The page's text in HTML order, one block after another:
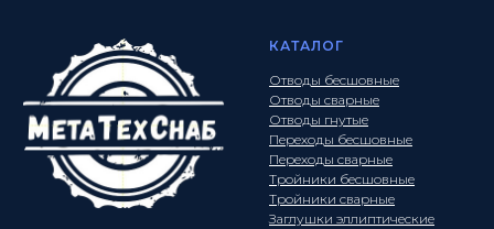
КАТАЛОГ
Отводы бесшовные
Отводы сварные
Отводы гнутые
Переходы бесшовные
Переходы сварные
Тройники бесшовные
Тройники сварные
Заглушки эллиптические